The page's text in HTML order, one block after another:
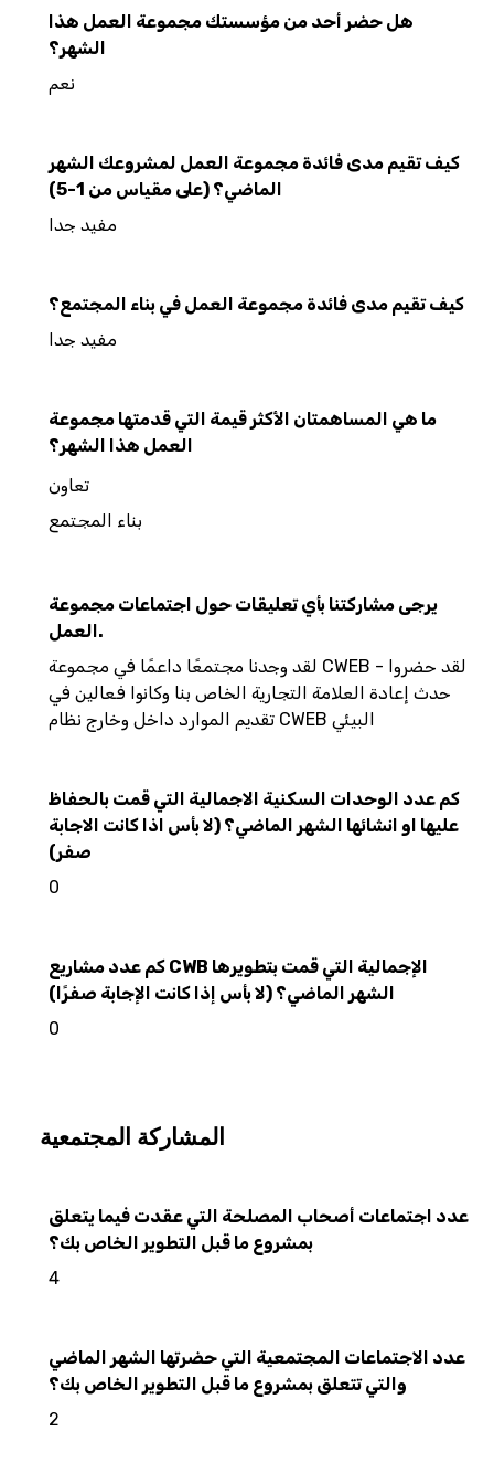
هل حضر أحد من مؤسستك مجموعة العمل هذا
الشهر؟
نعم
كيف تقيم مدى فائدة مجموعة العمل لمشروعك الشهر
الماضي؟ (على مقياس من 1-5)
مفيد جدا
كيف تقيم مدى فائدة مجموعة العمل في بناء المجتمع؟
مفيد جدا
ما هي المساهمتان الأكثر قيمة التي قدمتها مجموعة
العمل هذا الشهر؟
تعاون
بناء المجتمع
يرجى مشاركتنا بأي تعليقات حول اجتماعات مجموعة
العمل.
لقد وجدنا مجتمعًا داعمًا في مجموعة CWEB - لقد حضروا
حدث إعادة العلامة التجارية الخاص بنا وكانوا فعالين في
تقديم الموارد داخل وخارج نظام CWEB البيئي
كم عدد الوحدات السكنية الاجمالية التي قمت بالحفاظ
عليها او انشائها الشهر الماضي؟ (لا بأس اذا كانت الاجابة
صفر)
0
كم عدد مشاريع CWB الإجمالية التي قمت بتطويرها
الشهر الماضي؟ (لا بأس إذا كانت الإجابة صفرًا)
0
المشاركة المجتمعية
عدد اجتماعات أصحاب المصلحة التي عقدت فيما يتعلق
بمشروع ما قبل التطوير الخاص بك؟
4
عدد الاجتماعات المجتمعية التي حضرتها الشهر الماضي
والتي تتعلق بمشروع ما قبل التطوير الخاص بك؟
2